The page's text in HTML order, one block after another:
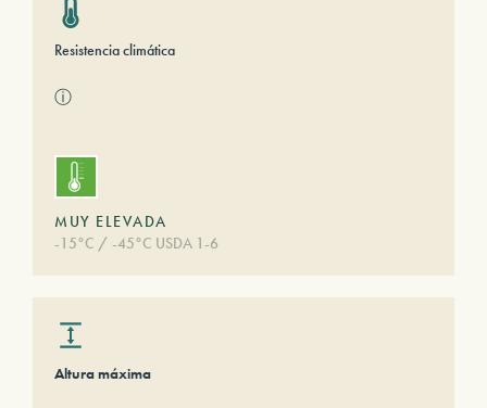
Resistencia climática
ⓘ
MUY ELEVADA
-15°C / -45°C USDA 1-6
Altura máxima